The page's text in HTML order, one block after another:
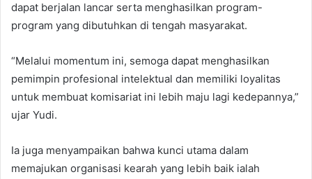
dapat berjalan lancar serta menghasilkan program-
program yang dibutuhkan di tengah masyarakat.
“Melalui momentum ini, semoga dapat menghasilkan
pemimpin profesional intelektual dan memiliki loyalitas
untuk membuat komisariat ini lebih maju lagi kedepannya,”
ujar Yudi.
Ia juga menyampaikan bahwa kunci utama dalam
memajukan organisasi kearah yang lebih baik ialah